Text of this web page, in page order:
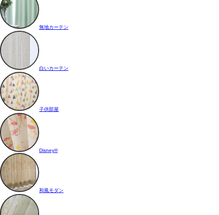
無地カーテン
白いカーテン
子供部屋
Disney®
和風モダン